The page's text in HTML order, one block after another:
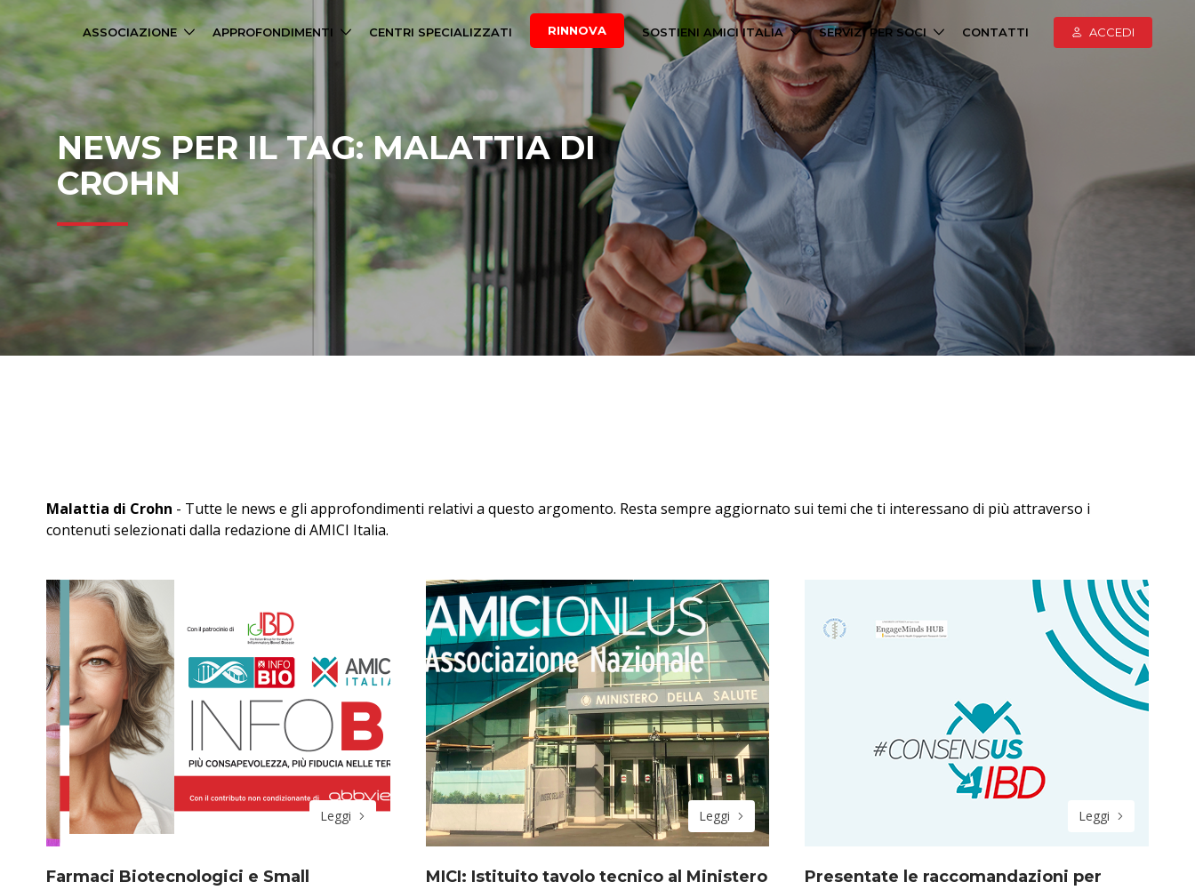
ASSOCIAZIONE APPROFONDIMENTI CENTRI SPECIALIZZATI RINNOVA SOSTIENI AMICI ITALIA SERVIZI PER SOCI CONTATTI ACCEDI
NEWS PER IL TAG: MALATTIA DI
CROHN
Malattia di Crohn - Tutte le news e gli approfondimenti relativi a questo argomento. Resta sempre aggiornato sui temi che ti interessano di più attraverso i
contenuti selezionati dalla redazione di AMICI Italia.
Leggi
Farmaci Biotecnologici e Small
Leggi
MICI: Istituito tavolo tecnico al Ministero
Leggi
Presentate le raccomandazioni per